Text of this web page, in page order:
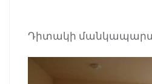
Դիտակի